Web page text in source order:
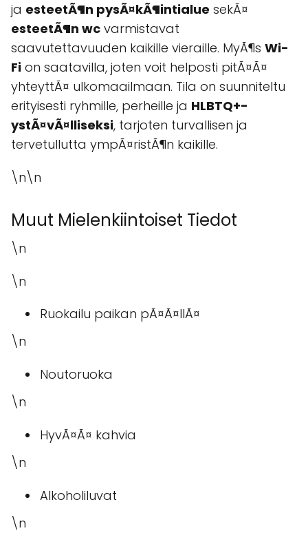
ja esteetÃ¶n pysÃ¤kÃ¶intialue sekÃ¤
esteetÃ¶n wc varmistavat
saavutettavuuden kaikille vieraille. MyÃ¶s Wi-
Fi on saatavilla, joten voit helposti pitÃ¤Ã¤
yhteyttÃ¤ ulkomaailmaan. Tila on suunniteltu
erityisesti ryhmille, perheille ja HLBTQ+-
ystÃ¤vÃ¤lliseksi, tarjoten turvallisen ja
tervetullutta ympÃ¤ristÃ¶n kaikille.
\n\n
Muut Mielenkiintoiset Tiedot
\n
\n
Ruokailu paikan pÃ¤Ã¤llÃ¤
\n
Noutoruoka
\n
HyvÃ¤Ã¤ kahvia
\n
Alkoholiluvat
\n